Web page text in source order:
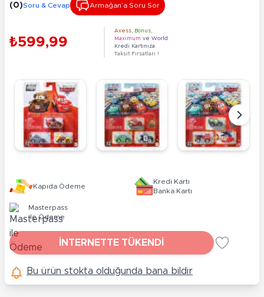
(0)Soru & Cevap Armağan’a Soru Sor
₺599,99
Axess Bonus
Maximum ve World
Kredi Kartınıza
Taksit Fırsatları !
Kapıda Ödeme
Kredi Kartı
Banka Kartı
Masterpass
ile Ödeme
İNTERNETTE TÜKENDİ
Bu ürün stokta olduğunda bana bildir